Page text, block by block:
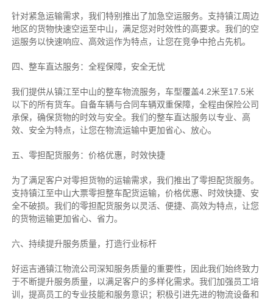
针对紧急运输需求，我们特别推出了加急空运服务。支持镇江周边
地区的货物快速空运至中山，满足您对时效性的高要求。我们的空
运服务以快速响应、高效运作为特点，让您在竞争中抢占先机。
四、整车直达服务：全程保障，安全无忧
我们提供从镇江至中山的整车物流服务，车型覆盖4.2米至17.5米
以下的所有货车。自备车辆与合同车辆双重保障，全程由保险公司
承保，确保货物的时效与安全。我们的整车直达服务以专业、高
效、安全为特点，让您在物流运输中更加省心、放心。
五、零担配货服务：价格优惠，时效快捷
为了满足客户对零担货物的运输需求，我们推出了零担配货服务。
支持镇江至中山大票零担整车配货运输，价格优惠、时效快捷、安
全不破损。我们的零担配货服务以灵活、便捷、高效为特点，让您
的货物运输更加省心、省力。
六、持续提升服务质量，打造行业标杆
好运吉通镇江物流公司深知服务质量的重要性，因此我们始终致力
于不断提升服务质量，以满足客户的多样化需求。我们加强员工培
训，提高员工的专业技能和服务意识；积极引进先进的物流设备和